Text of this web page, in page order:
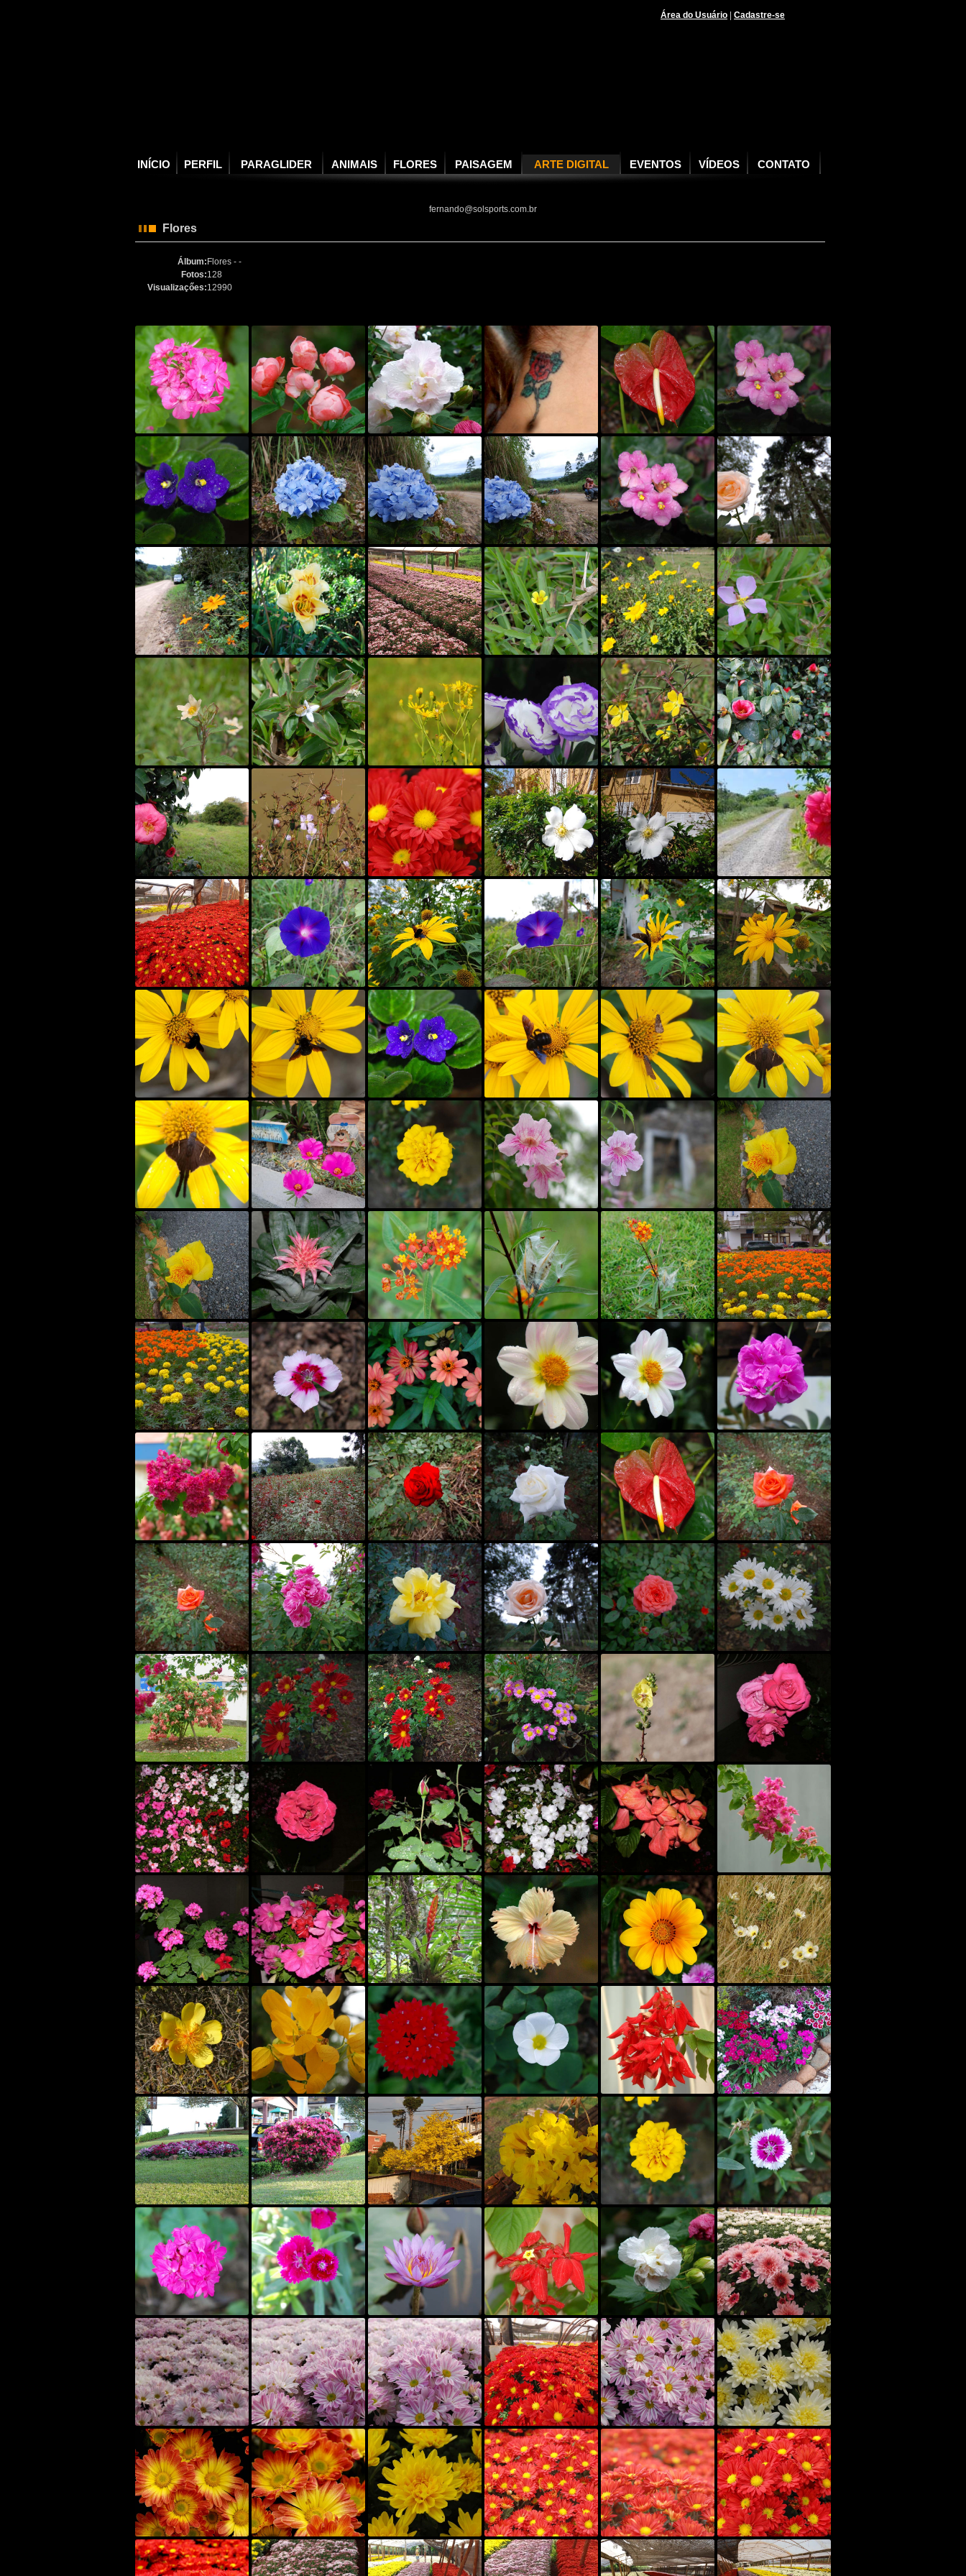
Área do Usuário Cadastre-se
INÍCIO PERFIL PARAGLIDER ANIMAIS FLORES PAISAGEM ARTE DIGITAL EVENTOS VÍDEOS CONTATO
fernando@solsports.com.br
Flores
Álbum: Flores - -
Fotos:128
Visualizaçőes:12990